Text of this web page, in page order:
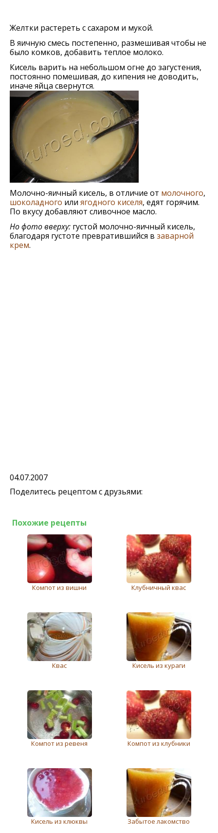
Желтки растереть с сахаром и мукой.
В яичную смесь постепенно, размешивая чтобы не
было комков, добавить теплое молоко.
Кисель варить на небольшом огне до загустения,
постоянно помешивая, до кипения не доводить,
иначе яйца свернутся.
Молочно-яичный кисель, в отличие от молочного,
шоколадного или ягодного киселя, едят горячим.
По вкусу добавляют сливочное масло.
Но фото вверху: густой молочно-яичный кисель,
благодаря густоте превратившийся в заварной
крем.
04.07.2007
Поделитесь рецептом с друзьями:
Похожие рецепты
Компот из вишни Клубничный квас
Квас Кисель из кураги
Компот из ревеня Компот из клубники
Кисель из клюквы Забытое лакомство